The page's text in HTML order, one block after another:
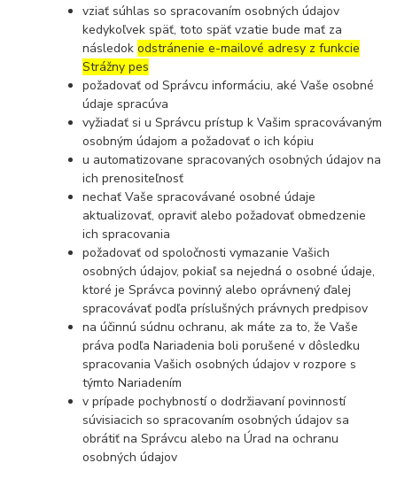
vziať súhlas so spracovaním osobných údajov
kedykoľvek späť, toto späť vzatie bude mať za
následokodstránenie e-mailové adresy z funkcie
Strážny pes
požadovať od Správcu informáciu, aké Vaše osobné
údaje spracúva
vyžiadať si u Správcu prístup k Vašim spracovávaným
osobným údajom a požadovať o ich kópiu
u automatizovane spracovaných osobných údajov na
ich prenositeľnosť
nechať Vaše spracovávané osobné údaje
aktualizovať, opraviť alebo požadovať obmedzenie
ich spracovania
požadovať od spoločnosti vymazanie Vašich
osobných údajov, pokiaľ sa nejedná o osobné údaje,
ktoré je Správca povinný alebo oprávnený ďalej
spracovávať podľa príslušných právnych predpisov
na účinnú súdnu ochranu, ak máte za to, že Vaše
práva podľa Nariadenia boli porušené v dôsledku
spracovania Vašich osobných údajov v rozpore s
týmto Nariadením
v prípade pochybností o dodržiavaní povinností
súvisiacich so spracovaním osobných údajov sa
obrátiť na Správcu alebo na Úrad na ochranu
osobných údajov